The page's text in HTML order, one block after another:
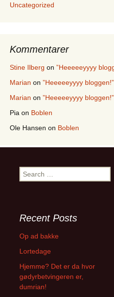
Uncategorized
Kommentarer
Stine Ilberg on ”Heeeeeyyyy
Marian on ”Heeeeeyyyy
Marian on ”Heeeeeyyyy
Pia on Boblen
Ole Hansen on Boblen
Search
for:
Recent Posts
Op ad bakke
Lortedage
Hjemme? Det er da hvor
gødyrbetvingeren er,
dumrian!